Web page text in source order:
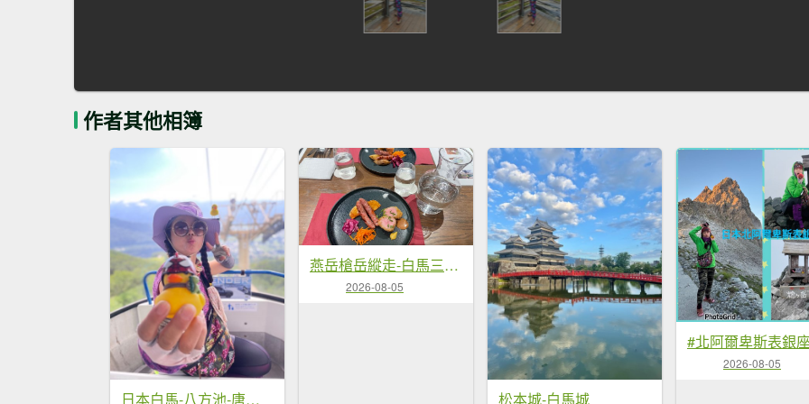
作者其他相簿
日本白馬-八方池-唐松岳
燕岳槍岳縱走-白馬三山山屋美食❤️慶功宴
2026-08-05
松本城-白馬城
#北阿爾卑斯表銀
2026-08-05